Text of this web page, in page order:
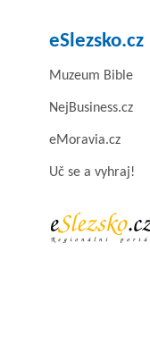
eSlezsko.cz
Muzeum Bible
NejBusiness.cz
eMoravia.cz
Uč se a vyhraj!